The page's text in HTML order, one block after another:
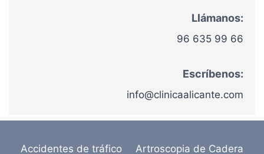
Llámanos:
96 635 99 66
Escríbenos:
info@clinicaalicante.com
Accidentes de tráfico Artroscopia de Cadera